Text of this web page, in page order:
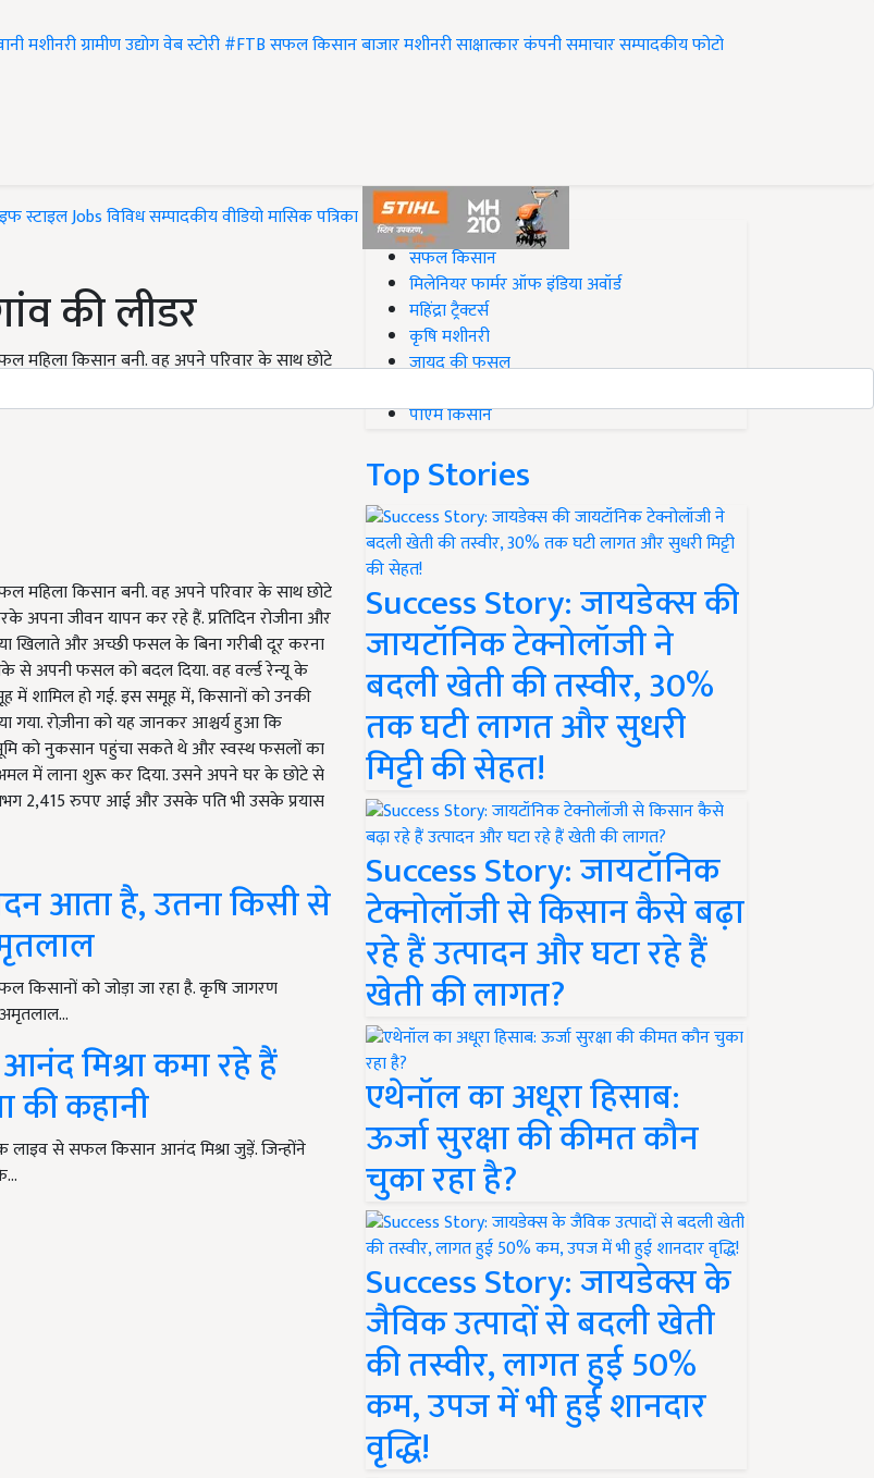
मशीनरीग्रामीण उद्योगवेब स्टोरी#FTBसफल किसानबाजारमशीनरीसाक्षात्कारकंपनी समाचारसम्पादकीयफोटो
स्टाइलJobsविविधसम्पादकीयवीडियोमासिक पत्रिका
की लीडर
महिला किसान बनी. वह अपने परिवार के साथ छोटे
महिला किसान बनी. वह अपने परिवार के साथ छोटे
अपना जीवन यापन कर रहे हैं. प्रतिदिन रोजीना और
खिलाते और अच्छी फसल के बिना गरीबी दूर करना
से अपनी फसल को बदल दिया. वह वर्ल्ड रेन्यू के
में शामिल हो गई. इस समूह में, किसानों को उनकी
गया. रोज़ीना को यह जानकर आश्चर्य हुआ कि
को नुकसान पहुंचा सकते थे और स्वस्थ फसलों का
में लाना शुरू कर दिया. उसने अपने घर के छोटे से
2,415 रुपए आई और उसके पति भी उसके प्रयास
आता है, उतना किसी से
को जोड़ा जा रहा है. कृषि जागरण
मिश्रा कमा रहे हैं
की कहानी
से सफल किसान आनंद मिश्रा जुड़ें. जिन्होंने
#Top on Krishi Jagran
सफल किसान
मिलेनियर फार्मर ऑफ इंडिया अवॉर्ड
महिंद्रा ट्रैक्टर्स
कृषि मशीनरी
जायद की फसल
पीएम किसान
Top Stories
Success Story: जायडेक्स की
जायटॉनिक टेक्नोलॉजी ने
बदली खेती की तस्वीर, 30%
तक घटी लागत और सुधरी
मिट्टी की सेहत!
Success Story: जायटॉनिक
टेक्नोलॉजी से किसान कैसे बढ़ा
रहे हैं उत्पादन और घटा रहे हैं
खेती की लागत?
एथेनॉल का अधूरा हिसाब:
ऊर्जा सुरक्षा की कीमत कौन
चुका रहा है?
Success Story: जायडेक्स के
जैविक उत्पादों से बदली खेती
की तस्वीर, लागत हुई 50%
कम, उपज में भी हुई शानदार
वृद्धि!